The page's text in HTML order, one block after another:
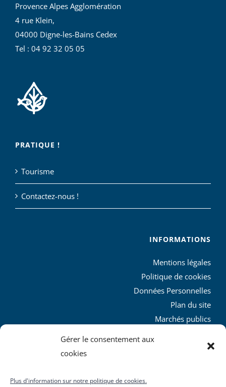
Gérer le consentement aux
cookies
Plus d'information sur notre politique de cookies.
Provence Alpes Agglomération
4 rue Klein,
04000 Digne-les-Bains Cedex
Tel : 04 92 32 05 05
PRATIQUE !
Tourisme
Contactez-nous !
INFORMATIONS
Mentions légales
Politique de cookies
Données Personnelles
Plan du site
Marchés publics
L’agglo recrute